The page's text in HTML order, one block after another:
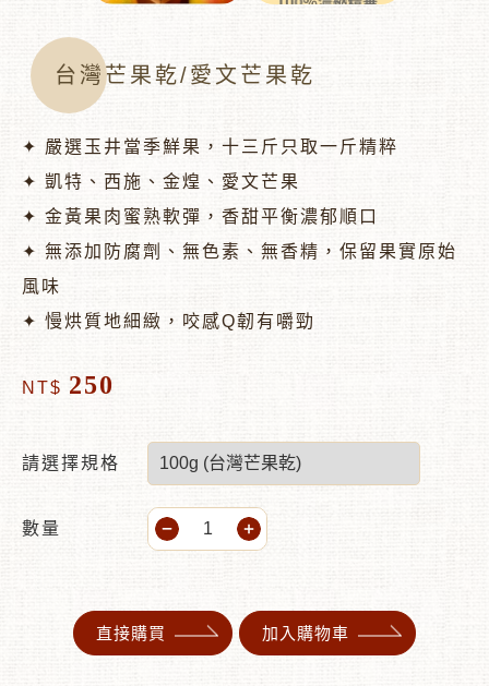
台灣芒果乾/愛文芒果乾
✦ 嚴選玉井當季鮮果，十三斤只取一斤精粹
✦ 凱特、西施、金煌、愛文芒果
✦ 金黃果肉蜜熟軟彈，香甜平衡濃郁順口
✦ 無添加防腐劑、無色素、無香精，保留果實原始
風味
✦ 慢烘質地細緻，咬感Q韌有嚼勁
NT$ 250
請選擇規格
數量
直接購買 加入購物車